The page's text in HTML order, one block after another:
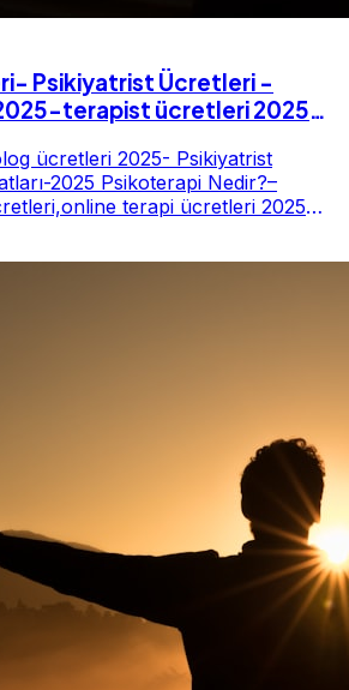
Psikiyatrist Ücretleri -
terapist ücretleri 2025-
2025- Psikiyatrist
2025 Psikoterapi Nedir?–
terapi ücretleri 2025